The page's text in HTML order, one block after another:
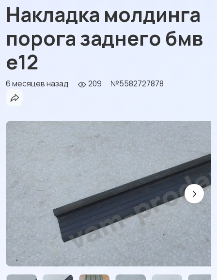
Накладка молдинга
порога заднего бмв
е12
6 месяцев назад 209 №5582727878